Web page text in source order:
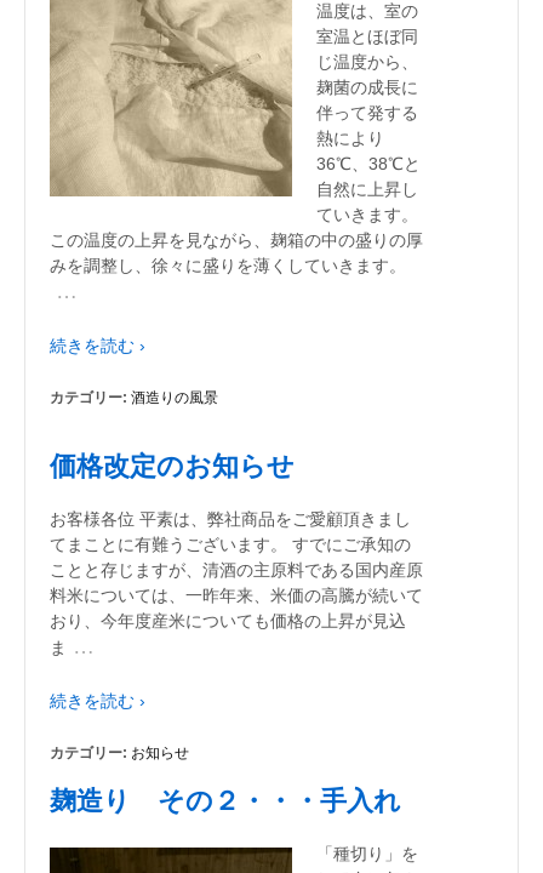
温度は、室の
室温とほぼ同
じ温度から、
麹菌の成長に
伴って発する
熱により
36℃、38℃と
自然に上昇し
ていきます。
この温度の上昇を見ながら、麹箱の中の盛りの厚
みを調整し、徐々に盛りを薄くしていきます。
…
続きを読む ›
カテゴリー: 酒造りの風景
価格改定のお知らせ
お客様各位 平素は、弊社商品をご愛顧頂きまし
てまことに有難うございます。 すでにご承知の
ことと存じますが、清酒の主原料である国内産原
料米については、一昨年来、米価の高騰が続いて
おり、今年度産米についても価格の上昇が見込
ま
…
続きを読む ›
カテゴリー: お知らせ
麹造り その２・・・手入れ
「種切り」を